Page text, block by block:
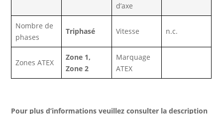
d’axe
Nombre de
phases
Triphasé Vitesse n.c.
Zones ATEX
Zone 1,
Zone 2
Marquage
ATEX
Pour plus d’informations veuillez consulter la description